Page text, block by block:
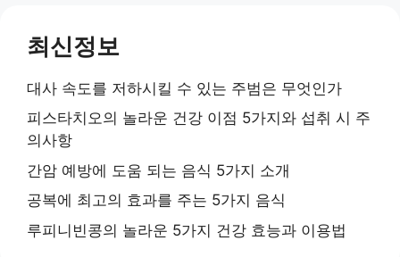
최신정보
대사 속도를 저하시킬 수 있는 주범은 무엇인가
피스타치오의 놀라운 건강 이점 5가지와 섭취 시 주
의사항
간암 예방에 도움 되는 음식 5가지 소개
공복에 최고의 효과를 주는 5가지 음식
루피니빈콩의 놀라운 5가지 건강 효능과 이용법